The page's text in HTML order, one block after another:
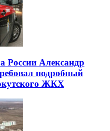
России Александр
подробный
ЖКХ